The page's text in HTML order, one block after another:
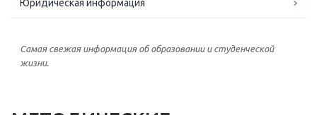
Юридическая информация
Самая свежая информация об образовании и студенческой
жизни.